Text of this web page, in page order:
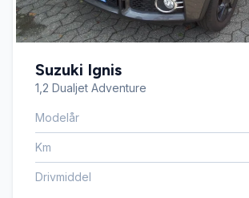
Suzuki Ignis
1,2 Dualjet Adventure
Modelår
Km
Drivmiddel